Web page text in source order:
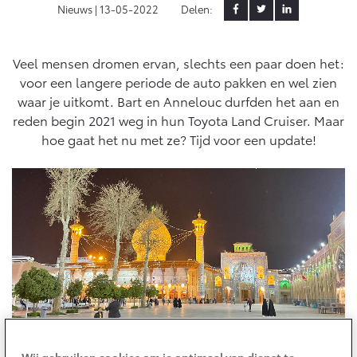
Corolla Hatchback
HYBRIDE
Corolla Touring Sports
HYBRIDE
Onderhoud op Maat
APK
Airco check
Vakantiecheck
Hybride Zekerheid Controle
Toyota handleidingen
Toyota Service Informatie (SIL)
Schade & Garantie
Toyota Pechhulp
Schade & Glasherstel
Wat is Private Lease?
Bereken je maandbedrag
Private Lease voor ZZP
Financieren
Toyota Betaalplan
Oplaadservice
Laadpas
Zakelijk
Toyota voor de zaak
Leaserijder
Wagenparkbeheer
Contact zakelijke markt
Leasen
Operational Lease
Werkplaatsafspraak maken
Contact en Route
Schade melden
Plan een proefrit
Vraag een brochure aan
Nieuws | 13-05-2022 Delen:
Veel mensen dromen ervan, slechts een paar doen het:
voor een langere periode de auto pakken en wel zien
waar je uitkomt. Bart en Annelouc durfden het aan en
reden begin 2021 weg in hun Toyota Land Cruiser. Maar
hoe gaat het nu met ze? Tijd voor een update!